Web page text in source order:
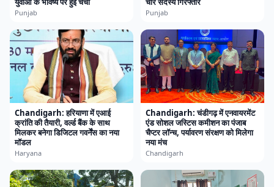
Punjab Punjab
Chandigarh: हरियाणा में एआई
क्रांति की तैयारी, वर्ल्ड बैंक के साथ
मिलकर बनेगा डिजिटल गवर्नेंस का नया
मॉडल
Haryana
Chandigarh: चंडीगढ़ में एनवायरमेंट
एंड सोशल जस्टिस कमीशन का पंजाब
चैप्टर लॉन्च, पर्यावरण संरक्षण को मिलेगा
नया मंच
Chandigarh